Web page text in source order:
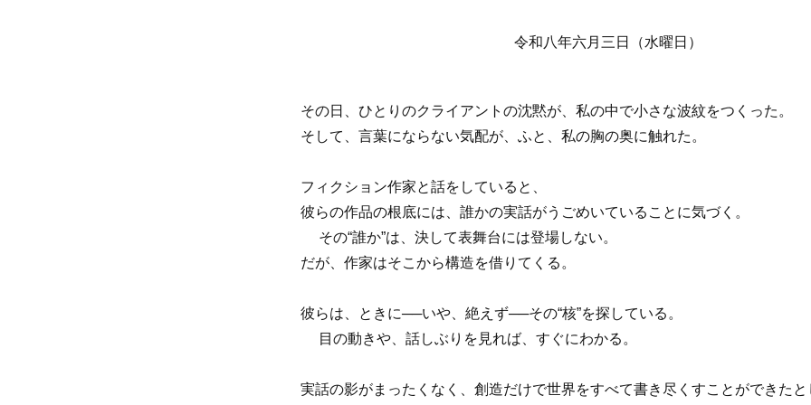
令和八年六月三日（水曜日）
その日、ひとりのクライアントの沈黙が、私の中で小さな波紋をつくった。
そして、言葉にならない気配が、ふと、私の胸の奥に触れた。
フィクション作家と話をしていると、
彼らの作品の根底には、誰かの実話がうごめいていることに気づく。
その“誰か”は、決して表舞台には登場しない。
だが、作家はそこから構造を借りてくる。
彼らは、ときに──いや、絶えず──その“核”を探している。
目の動きや、話しぶりを見れば、すぐにわかる。
実話の影がまったくなく、創造だけで世界をすべて書き尽くすことができたと